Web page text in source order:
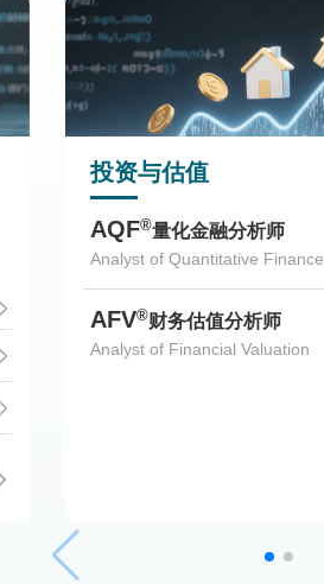
投资与估值
AQF®量化金融分析师
Analyst of Quantitative Finance
AFV®财务估值分析师
Analyst of Financial Valuation